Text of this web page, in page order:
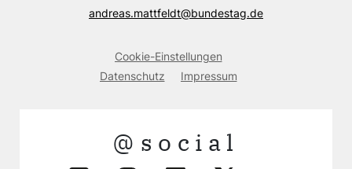
andreas.mattfeldt@bundestag.de
Cookie-Einstellungen
Datenschutz
Impressum
@social